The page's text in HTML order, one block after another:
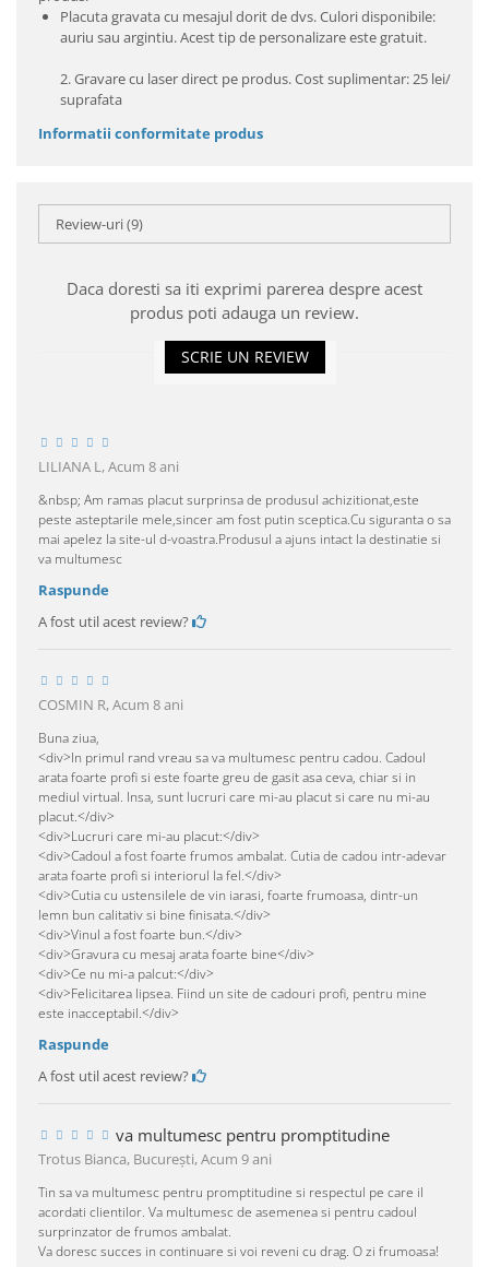
Placuta gravata cu mesajul dorit de dvs. Culori disponibile:
auriu sau argintiu. Acest tip de personalizare este gratuit.
2. Gravare cu laser direct pe produs. Cost suplimentar: 25 lei/
suprafata
Informatii conformitate produs
Review-uri(9)
Daca doresti sa iti exprimi parerea despre acest
produs poti adauga un review.
SCRIE UN REVIEW
LILIANA L,Acum 8 ani
&nbsp; Am ramas placut surprinsa de produsul achizitionat,este
peste asteptarile mele,sincer am fost putin sceptica.Cu siguranta o sa
mai apelez la site-ul d-voastra.Produsul a ajuns intact la destinatie si
va multumesc
Raspunde
A fost util acest review?
COSMIN R,Acum 8 ani
Buna ziua,
<div>In primul rand vreau sa va multumesc pentru cadou. Cadoul
arata foarte profi si este foarte greu de gasit asa ceva, chiar si in
mediul virtual. Insa, sunt lucruri care mi-au placut si care nu mi-au
placut.</div>
<div>Lucruri care mi-au placut:</div>
<div>Cadoul a fost foarte frumos ambalat. Cutia de cadou intr-adevar
arata foarte profi si interiorul la fel.</div>
<div>Cutia cu ustensilele de vin iarasi, foarte frumoasa, dintr-un
lemn bun calitativ si bine finisata.</div>
<div>Vinul a fost foarte bun.</div>
<div>Gravura cu mesaj arata foarte bine</div>
<div>Ce nu mi-a palcut:</div>
<div>Felicitarea lipsea. Fiind un site de cadouri profi, pentru mine
este inacceptabil.</div>
Raspunde
A fost util acest review?
va multumesc pentru promptitudine
Trotus Bianca, Bucureşti,Acum 9 ani
Tin sa va multumesc pentru promptitudine si respectul pe care il
acordati clientilor. Va multumesc de asemenea si pentru cadoul
surprinzator de frumos ambalat.
Va doresc succes in continuare si voi reveni cu drag. O zi frumoasa!